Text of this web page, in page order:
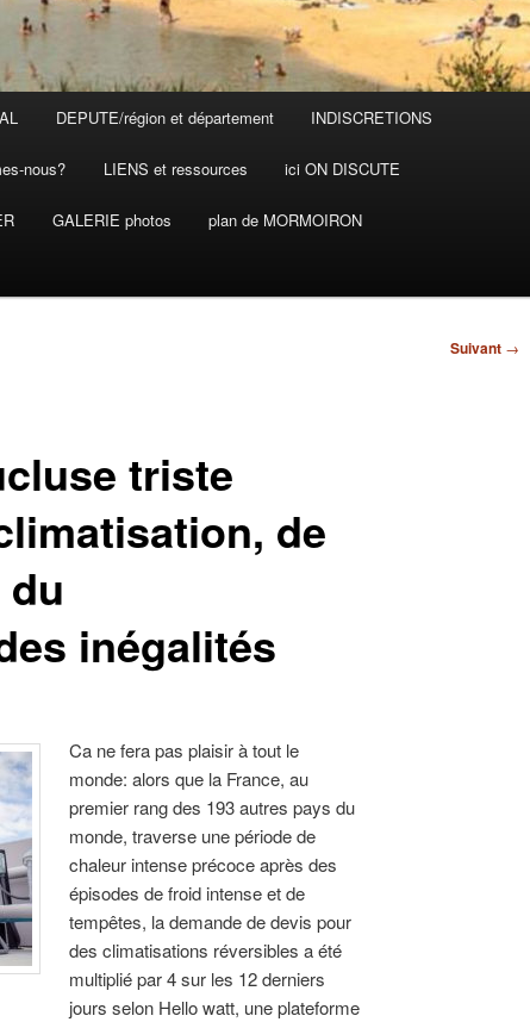
DEPUTE/région et département INDISCRETIONS
nous? LIENS et ressources ici ON DISCUTE
GALERIE photos plan de MORMOIRON
Suivant →
triste
de
inégalités
Ca ne fera pas plaisir à tout le
monde: alors que la France, au
premier rang des 193 autres pays du
monde, traverse une période de
chaleur intense précoce après des
épisodes de froid intense et de
tempêtes, la demande de devis pour
des climatisations réversibles a été
multiplié par 4 sur les 12 derniers
jours selon Hello watt, une plateforme